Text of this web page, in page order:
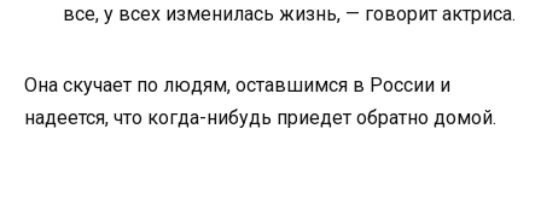
все, у всех изменилась жизнь, — говорит актриса.
Она скучает по людям, оставшимся в России и
надеется, что когда-нибудь приедет обратно домой.